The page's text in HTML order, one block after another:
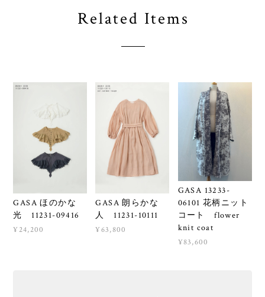
Related Items
GASA ほのかな
光 11231-09416
¥24,200
GASA 朗らかな
人 11231-10111
¥63,800
GASA 13233-
06101 花柄ニット
コート flower
knit coat
¥83,600